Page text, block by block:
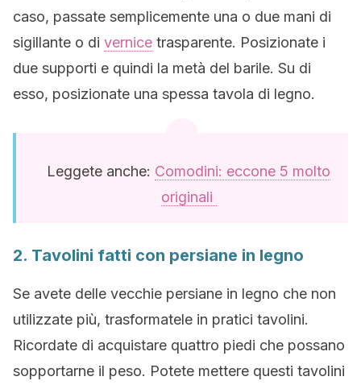
caso, passate semplicemente una o due mani di
sigillante o di vernice trasparente. Posizionate i
due supporti e quindi la metà del barile. Su di
esso, posizionate una spessa tavola di legno.
Leggete anche: Comodini: eccone 5 molto
originali
2. Tavolini fatti con persiane in legno
Se avete delle vecchie persiane in legno che non
utilizzate più, trasformatele in pratici tavolini.
Ricordate di acquistare quattro piedi che possano
sopportarne il peso. Potete mettere questi tavolini